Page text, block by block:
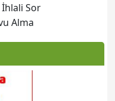
İhlali Sor
Alma